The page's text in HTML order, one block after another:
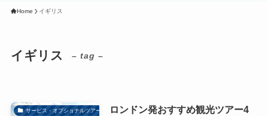
Home イギリス
イギリス – tag –
サービス・オプショナルツアー
ロンドン発おすすめ観光ツアー4